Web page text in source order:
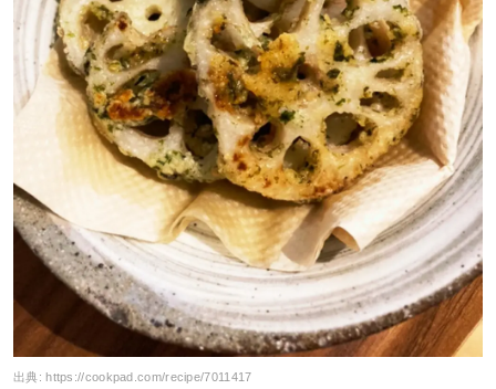
出典:https://cookpad.com/recipe/7011417